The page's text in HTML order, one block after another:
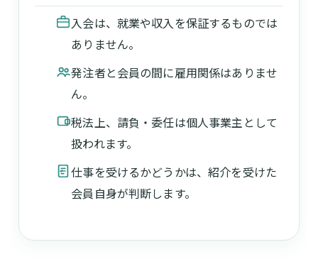
入会は、就業や収入を保証するものでは
ありません。
発注者と会員の間に雇用関係はありませ
ん。
税法上、請負・委任は個人事業主として
扱われます。
仕事を受けるかどうかは、紹介を受けた
会員自身が判断します。